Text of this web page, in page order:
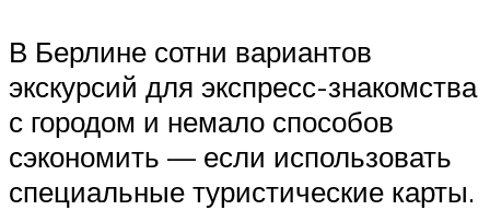
В Берлине сотни вариантов
экскурсий для экспресс-знакомства
с городом и немало способов
сэкономить — если использовать
специальные туристические карты.